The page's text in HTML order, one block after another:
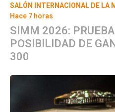
SALÓN INTERNACIONAL DE LA
Hace 7 horas
SIMM 2026:
POSIBILIDAD DE
300